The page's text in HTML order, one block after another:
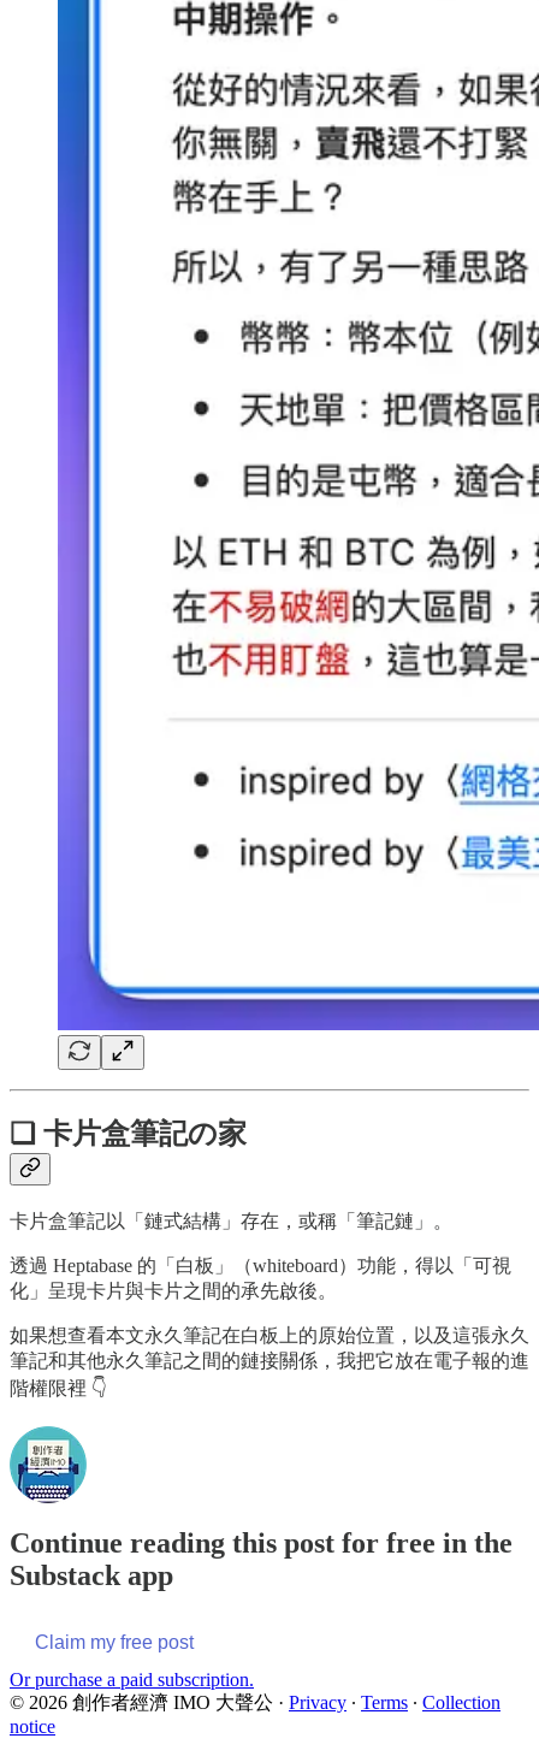
❏ 卡片盒筆記の家
卡片盒筆記以「鏈式結構」存在，或稱「筆記鏈」。
透過 Heptabase 的「白板」（whiteboard）功能，得以「可視
化」呈現卡片與卡片之間的承先啟後。
如果想查看本文永久筆記在白板上的原始位置，以及這張永久
筆記和其他永久筆記之間的鏈接關係，我把它放在電子報的進
階權限裡 👇
Continue reading this post for free in the
Substack app
Claim my free post
Or purchase a paid subscription.
© 2026 創作者經濟 IMO 大聲公 · Privacy ∙ Terms ∙ Collection
notice